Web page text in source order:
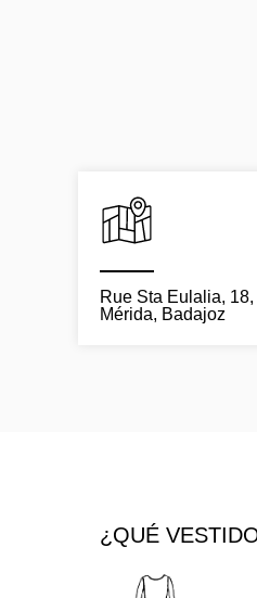
Rue Sta Eulalia,
Mérida, Badajoz
¿QUÉ